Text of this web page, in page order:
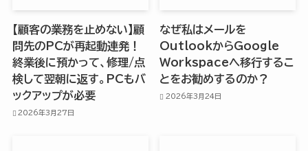
【顧客の業務を止めない】顧
問先のPCが再起動連発！
終業後に預かって、修理/点
検して翌朝に返す。PCもバ
ックアップが必要
2026年3月27日
なぜ私はメールを
OutlookからGoogle
Workspaceへ移行するこ
とをお勧めするのか？
2026年3月24日